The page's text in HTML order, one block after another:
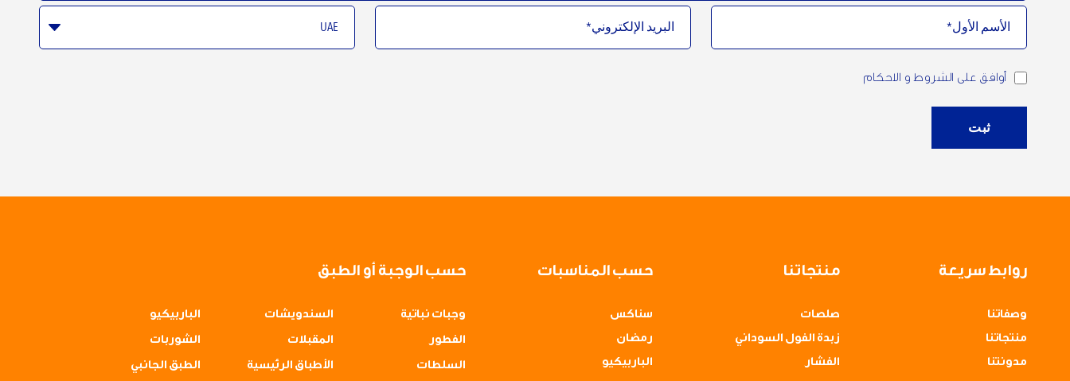
أوافق على الشروط و الاحكام
ثبت
روابط سريعة
وصفاتنا
منتجاتنا
مدونتنا
منتجاتنا
صلصات
زبدة الفول السوداني
الفشار
حسب المناسبات
سناكس
رمضان
الباربيكيو
حسب الوجبة أو الطبق
وجبات نباتية السندويشات
الباربيكيو
الفطور
المقبلات
الشوربات
السلطات
الأطباق الرئيسية الطبق الجانبي